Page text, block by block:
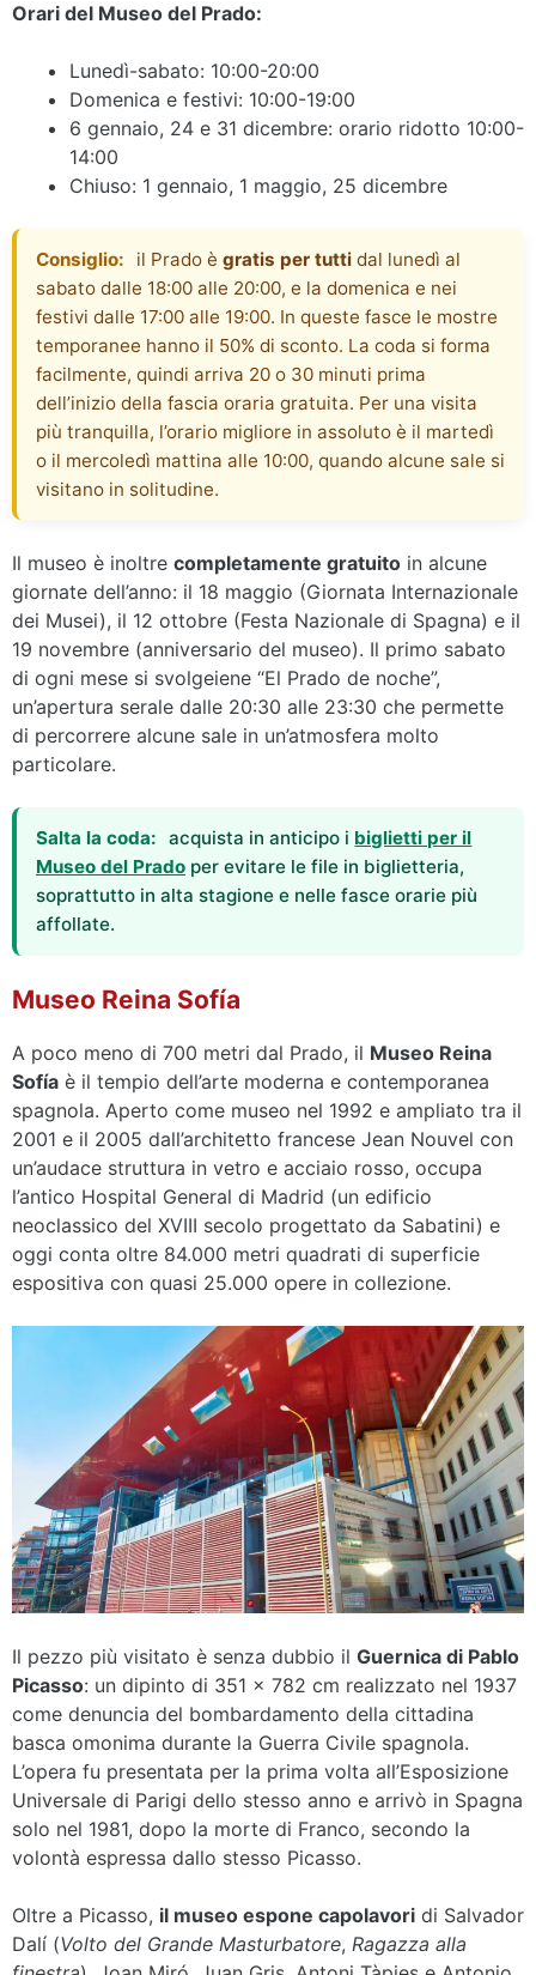
Orari del Museo del Prado:
Lunedì-sabato: 10:00-20:00
Domenica e festivi: 10:00-19:00
6 gennaio, 24 e 31 dicembre: orario ridotto 10:00-
14:00
Chiuso: 1 gennaio, 1 maggio, 25 dicembre
Consiglio: il Prado ègratis per tutti dal lunedì al
sabato dalle 18:00 alle 20:00, e la domenica e nei
festivi dalle 17:00 alle 19:00. In queste fasce le mostre
temporanee hanno il 50% di sconto. La coda si forma
facilmente, quindi arriva 20 o 30 minuti prima
dell’inizio della fascia oraria gratuita. Per una visita
più tranquilla, l’orario migliore in assoluto è il martedì
o il mercoledì mattina alle 10:00, quando alcune sale si
visitano in solitudine.
Il museo è inoltre completamente gratuito in alcune
giornate dell’anno: il 18 maggio (Giornata Internazionale
dei Musei), il 12 ottobre (Festa Nazionale di Spagna) e il
19 novembre (anniversario del museo). Il primo sabato
di ogni mese si svolgeiene “El Prado de noche”,
un’apertura serale dalle 20:30 alle 23:30 che permette
di percorrere alcune sale in un’atmosfera molto
particolare.
Salta la coda: acquista in anticipo i biglietti per il
Museo del Prado per evitare le file in biglietteria,
soprattutto in alta stagione e nelle fasce orarie più
affollate.
Museo Reina Sofía
A poco meno di 700 metri dal Prado, il Museo Reina
Sofía è il tempio dell’arte moderna e contemporanea
spagnola. Aperto come museo nel 1992 e ampliato tra il
2001 e il 2005 dall’architetto francese Jean Nouvel con
un’audace struttura in vetro e acciaio rosso, occupa
l’antico Hospital General di Madrid (un edificio
neoclassico del XVIII secolo progettato da Sabatini) e
oggi conta oltre 84.000 metri quadrati di superficie
espositiva con quasi 25.000 opere in collezione.
Il pezzo più visitato è senza dubbio il Guernica di Pablo
Picasso: un dipinto di 351 × 782 cm realizzato nel 1937
come denuncia del bombardamento della cittadina
basca omonima durante la Guerra Civile spagnola.
L’opera fu presentata per la prima volta all’Esposizione
Universale di Parigi dello stesso anno e arrivò in Spagna
solo nel 1981, dopo la morte di Franco, secondo la
volontà espressa dallo stesso Picasso.
Oltre a Picasso, il museo espone capolavori di Salvador
Dalí (Volto del Grande Masturbatore, Ragazza alla